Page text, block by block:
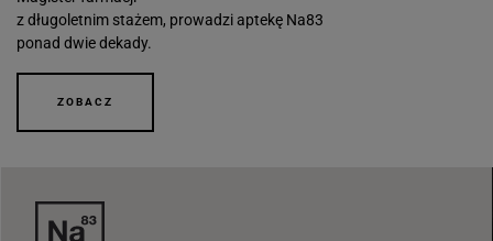
z długoletnim stażem, prowadzi aptekę Na83
ponad dwie dekady.
ZOBACZ